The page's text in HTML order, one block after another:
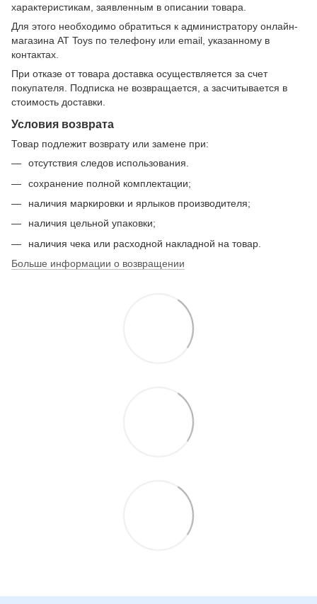
характеристикам, заявленным в описании товара.
Для этого необходимо обратиться к администратору онлайн-
магазина AT Toys по телефону или email, указанному в
контактах.
При отказе от товара доставка осуществляется за счет
покупателя. Подписка не возвращается, а засчитывается в
стоимость доставки.
Условия возврата
Товар подлежит возврату или замене при:
отсутствия следов использования.
сохранение полной комплектации;
наличия маркировки и ярлыков производителя;
наличия цельной упаковки;
наличия чека или расходной накладной на товар.
Больше информации о возвращении